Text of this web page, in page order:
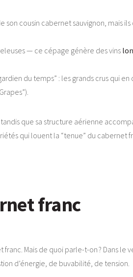
son cousin cabernet sauvignon, mais
— ce cépage génère des vins
du temps” : les grands crus qui
que sa structure aérienne
qui louent la “tenue” du
franc
Mais de quoi parle-t-on ? Dans le
d’énergie, de buvabilité, de tension.